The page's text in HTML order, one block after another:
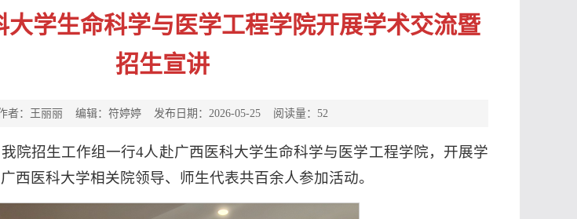
大学生命科学与医学工程学院开展学术交流暨
招生宣讲
者：王丽丽 编辑：符婷婷 发布日期：2026-05-25 阅读量： 52
院招生工作组一行4人赴广西医科大学生命科学与医学工程学院，开展学
西医科大学相关院领导、师生代表共百余人参加活动。